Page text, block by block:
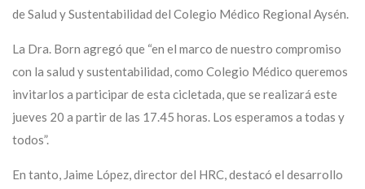
de Salud y Sustentabilidad del Colegio Médico Regional Aysén.
La Dra. Born agregó que “en el marco de nuestro compromiso
con la salud y sustentabilidad, como Colegio Médico queremos
invitarlos a participar de esta cicletada, que se realizará este
jueves 20 a partir de las 17.45 horas. Los esperamos a todas y
todos”.
En tanto, Jaime López, director del HRC, destacó el desarrollo